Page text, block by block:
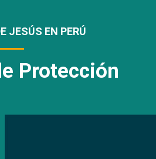
Protección
JESÚS EN PERÚ